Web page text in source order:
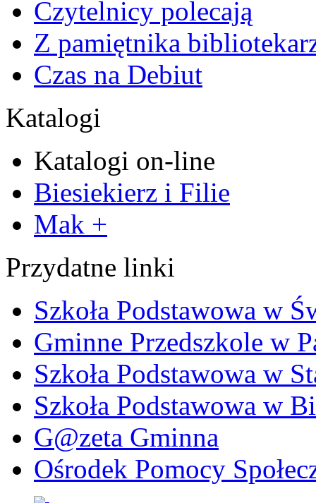
Czytelnicy polecają
Z pamiętnika
Czas na Debiut
Katalogi
Katalogi on-line
Biesiekierz i Filie
Mak +
Przydatne linki
Szkoła Podstawowa w
Gminne Przedszkole w
Szkoła Podstawowa w
Szkoła Podstawowa w
G@zeta Gminna
Ośrodek Pomocy